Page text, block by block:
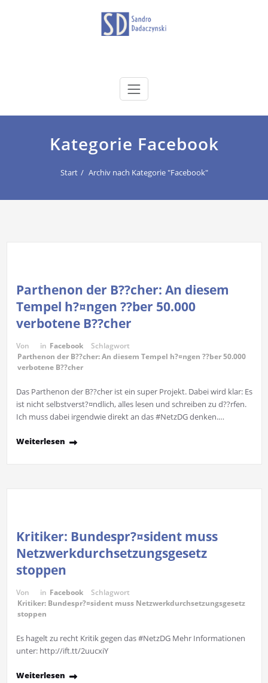
dadaczynski.de
Kategorie Facebook
Start Archiv nach Kategorie "Facebook"
Parthenon der B??cher: An diesem
Tempel h?¤ngen ??ber 50.000
verbotene B??cher
Von in Facebook
Schlagwort
Parthenon der B??cher: An diesem Tempel h?¤ngen ??ber 50.000
verbotene B??cher
Das Parthenon der B??cher ist ein super Projekt. Dabei wird klar: Es
ist nicht selbstverst?¤ndlich, alles lesen und schreiben zu d??rfen.
Ich muss dabei irgendwie direkt an das #NetzDG denken.…
Weiterlesen
Kritiker: Bundespr?¤sident muss
Netzwerkdurchsetzungsgesetz
stoppen
Von in Facebook
Schlagwort
Kritiker: Bundespr?¤sident muss Netzwerkdurchsetzungsgesetz
stoppen
Es hagelt zu recht Kritik gegen das #NetzDG Mehr Informationen
unter: http://ift.tt/2uucxiY
Weiterlesen